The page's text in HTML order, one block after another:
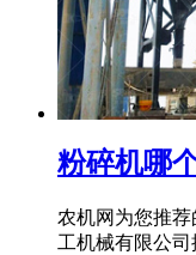
粉碎机哪
农机网为您推
工机械有限公